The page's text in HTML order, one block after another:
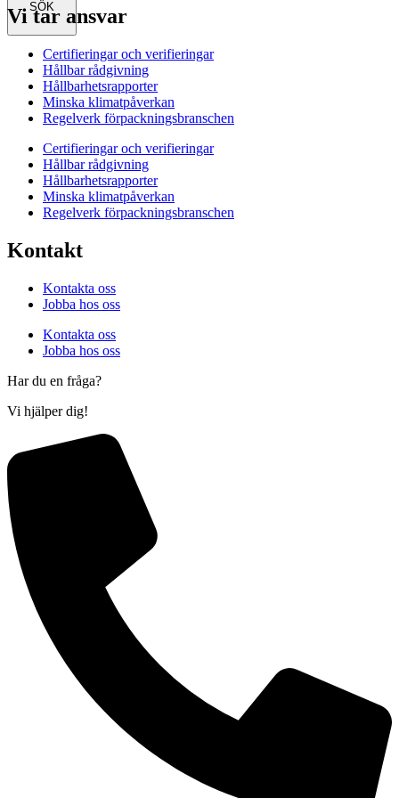
SÖK
Vi tar ansvar
Certifieringar och verifieringar
Hållbar rådgivning
Hållbarhetsrapporter
Minska klimatpåverkan
Regelverk förpackningsbranschen
Certifieringar och verifieringar
Hållbar rådgivning
Hållbarhetsrapporter
Minska klimatpåverkan
Regelverk förpackningsbranschen
Kontakt
Kontakta oss
Jobba hos oss
Kontakta oss
Jobba hos oss
Har du en fråga?
Vi hjälper dig!